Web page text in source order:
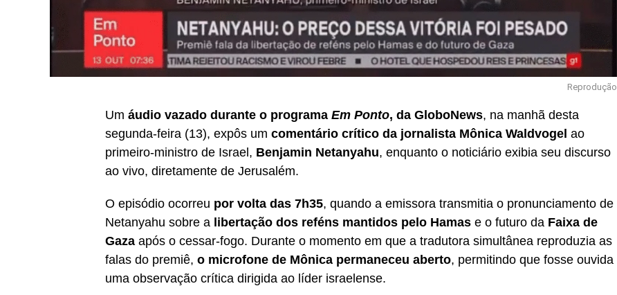
Reprodução
Um áudio vazado durante o programa Em Ponto, da GloboNews, na manhã desta
segunda-feira (13), expôs um comentário crítico da jornalista Mônica Waldvogel ao
primeiro-ministro de Israel, Benjamin Netanyahu, enquanto o noticiário exibia seu discurso
ao vivo, diretamente de Jerusalém.
O episódio ocorreu por volta das 7h35, quando a emissora transmitia o pronunciamento de
Netanyahu sobre a libertação dos reféns mantidos pelo Hamas e o futuro da Faixa de
Gaza após o cessar-fogo. Durante o momento em que a tradutora simultânea reproduzia as
falas do premiê, o microfone de Mônica permaneceu aberto, permitindo que fosse ouvida
uma observação crítica dirigida ao líder israelense.